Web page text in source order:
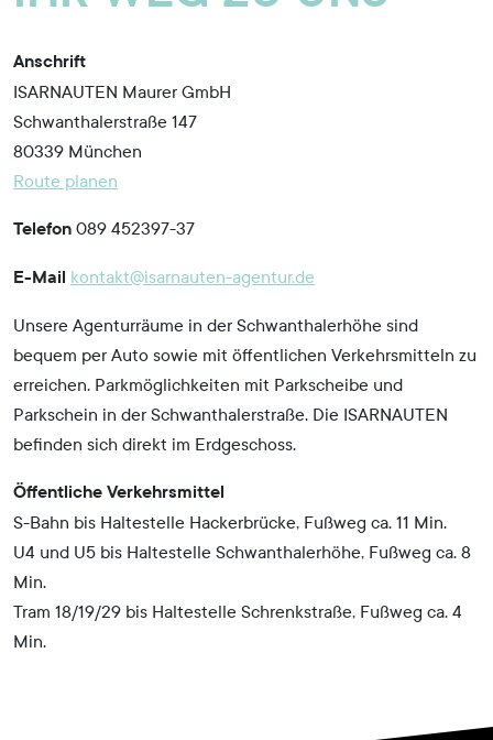
Anschrift
ISARNAUTEN Maurer GmbH
Schwanthalerstraße 147
80339 München
Route planen
Telefon 089 452397-37
E-Mail kontakt@isarnauten-agentur.de
Unsere Agenturräume in der Schwanthalerhöhe sind
bequem per Auto sowie mit öffentlichen Verkehrsmitteln zu
erreichen. Parkmöglichkeiten mit Parkscheibe und
Parkschein in der Schwanthalerstraße. Die ISARNAUTEN
befinden sich direkt im Erdgeschoss.
Öffentliche Verkehrsmittel
S-Bahn bis Haltestelle Hackerbrücke, Fußweg ca. 11 Min.
U4 und U5 bis Haltestelle Schwanthalerhöhe, Fußweg ca. 8
Min.
Tram 18/19/29 bis Haltestelle Schrenkstraße, Fußweg ca. 4
Min.